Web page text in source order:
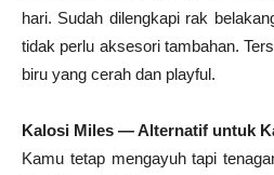
hari. Sudah dilengkapi rak
tidak perlu aksesori tambahan.
biru yang cerah dan playful.
Kalosi Miles — Alternatif untuk
Kamu tetap mengayuh tapi